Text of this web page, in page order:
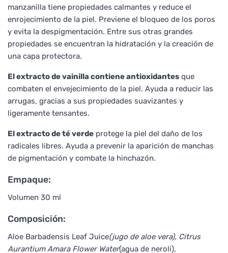
manzanilla tiene propiedades calmantes y reduce el
enrojecimiento de la piel. Previene el bloqueo de los poros
y evita la despigmentación. Entre sus otras grandes
propiedades se encuentran la hidratación y la creación de
una capa protectora.
El extracto de vainilla contiene antioxidantes que
combaten el envejecimiento de la piel. Ayuda a reducir las
arrugas, gracias a sus propiedades suavizantes y
ligeramente tensantes.
El extracto de té verde protege la piel del daño de los
radicales libres. Ayuda a prevenir la aparición de manchas
de pigmentación y combate la hinchazón.
Empaque:
Volumen 30 ml
Composición:
Aloe Barbadensis Leaf Juice(jugo de aloe vera), Citrus
Aurantium Amara Flower Water(agua de neroli),